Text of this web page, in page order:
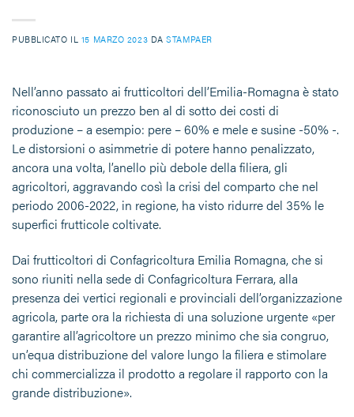
PUBBLICATO IL 15 MARZO 2023 DASTAMPAER
Nell’anno passato ai frutticoltori dell’Emilia-Romagna è stato
riconosciuto un prezzo ben al di sotto dei costi di
produzione – a esempio: pere – 60% e mele e susine -50% -.
Le distorsioni o asimmetrie di potere hanno penalizzato,
ancora una volta, l’anello più debole della filiera, gli
agricoltori, aggravando così la crisi del comparto che nel
periodo 2006-2022, in regione, ha visto ridurre del 35% le
superfici frutticole coltivate.
Dai frutticoltori di Confagricoltura Emilia Romagna, che si
sono riuniti nella sede di Confagricoltura Ferrara, alla
presenza dei vertici regionali e provinciali dell’organizzazione
agricola, parte ora la richiesta di una soluzione urgente «per
garantire all’agricoltore un prezzo minimo che sia congruo,
un’equa distribuzione del valore lungo la filiera e stimolare
chi commercializza il prodotto a regolare il rapporto con la
grande distribuzione».